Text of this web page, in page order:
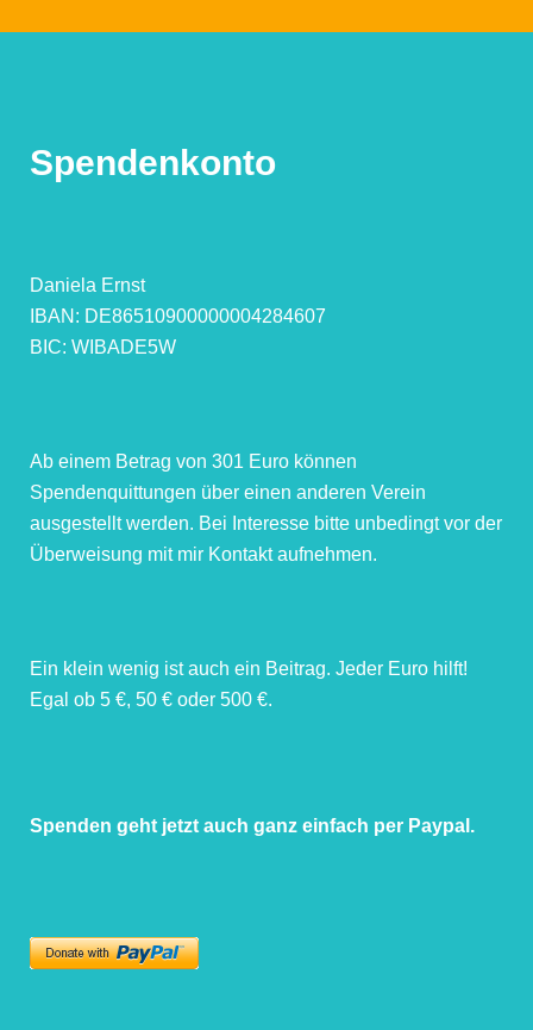
Spendenkonto
Daniela Ernst
IBAN: DE86510900000004284607
BIC: WIBADE5W
Ab einem Betrag von 301 Euro können
Spendenquittungen über einen anderen Verein
ausgestellt werden. Bei Interesse bitte unbedingt vor der
Überweisung mit mir Kontakt aufnehmen.
Ein klein wenig ist auch ein Beitrag. Jeder Euro hilft!
Egal ob 5 €, 50 € oder 500 €.
Spenden geht jetzt auch ganz einfach per Paypal.